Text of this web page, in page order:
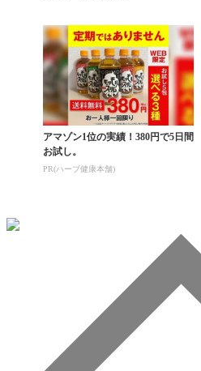
アマゾン1位の実績！380円で5日間
お試し。
PR(ハーブ健康本舗)